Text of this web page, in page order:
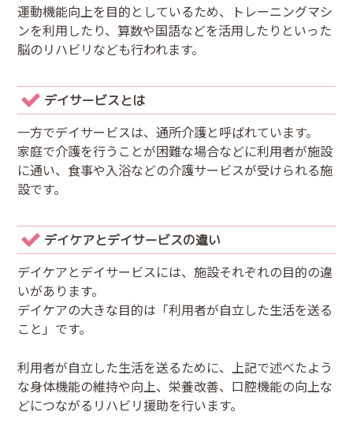
運動機能向上を目的としているため、トレーニングマシ
ンを利用したり、算数や国語などを活用したりといった
脳のリハビリなども行われます。
デイサービスとは
一方でデイサービスは、通所介護と呼ばれています。
家庭で介護を行うことが困難な場合などに利用者が施設
に通い、食事や入浴などの介護サービスが受けられる施
設です。
デイケアとデイサービスの違い
デイケアとデイサービスには、施設それぞれの目的の違
いがあります。
デイケアの大きな目的は「利用者が自立した生活を送る
こと」です。
利用者が自立した生活を送るために、上記で述べたよう
な身体機能の維持や向上、栄養改善、口腔機能の向上な
どにつながるリハビリ援助を行います。